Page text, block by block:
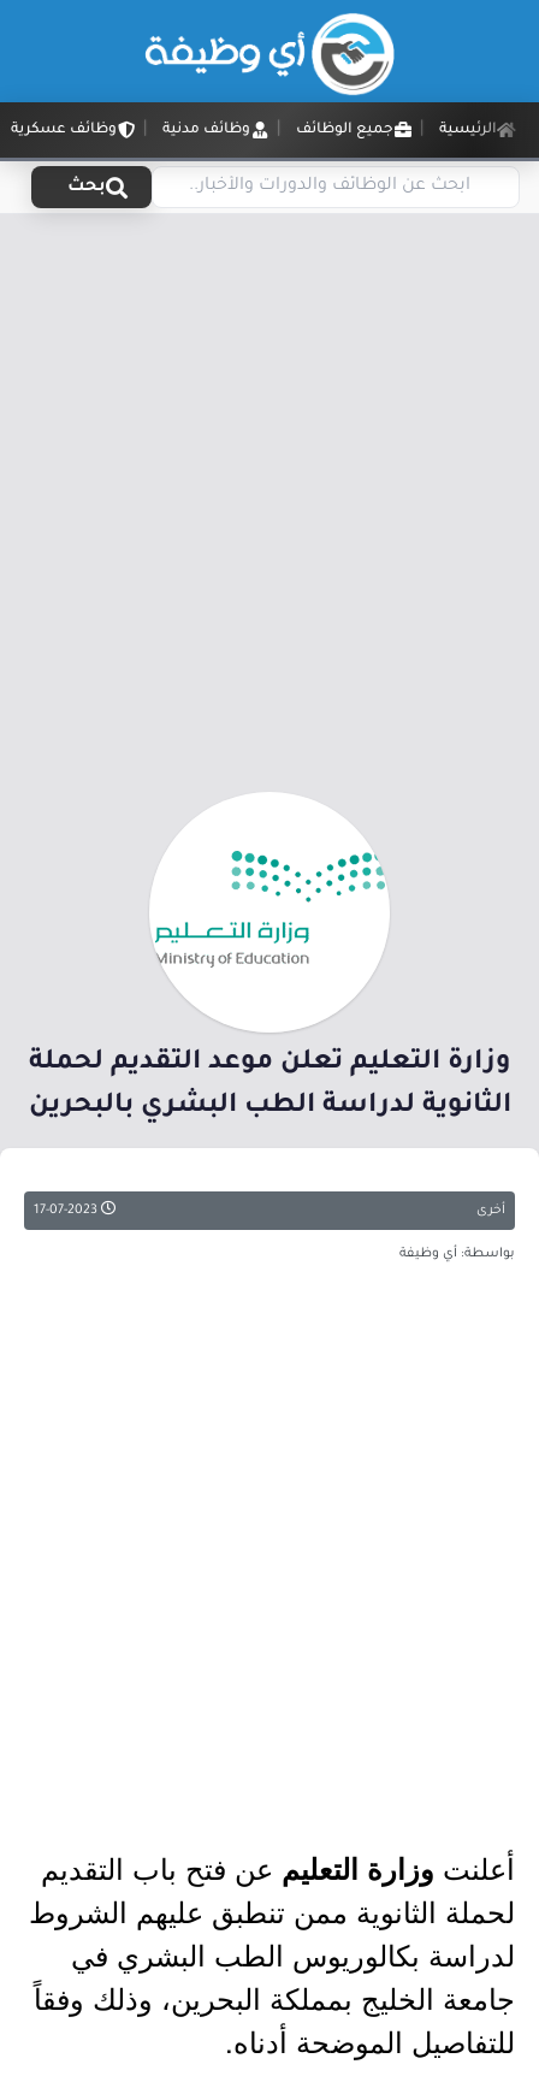
الرئيسية جميع الوظائف وظائف مدنية وظائف عسكرية
بحث
وزارة التعليم تعلن موعد التقديم لحملة
الثانوية لدراسة الطب البشري بالبحرين
أخرى
بواسطة: أي وظيفة
أعلنت وزارة التعليم عن فتح باب التقديم
لحملة الثانوية ممن تنطبق عليهم الشروط
لدراسة بكالوريوس الطب البشري في
جامعة الخليج بمملكة البحرين، وذلك وفقاً
للتفاصيل الموضحة أدناه.